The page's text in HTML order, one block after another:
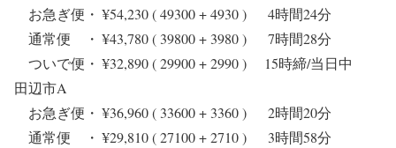
お急ぎ便・ ¥54,230 ( 49300 + 4930 ) 4時間24分
通常便 ・ ¥43,780 ( 39800 + 3980 ) 7時間28分
ついで便・ ¥32,890 ( 29900 + 2990 ) 15時締/当日中
田辺市A
お急ぎ便・ ¥36,960 ( 33600 + 3360 ) 2時間20分
通常便 ・ ¥29,810 ( 27100 + 2710 ) 3時間58分